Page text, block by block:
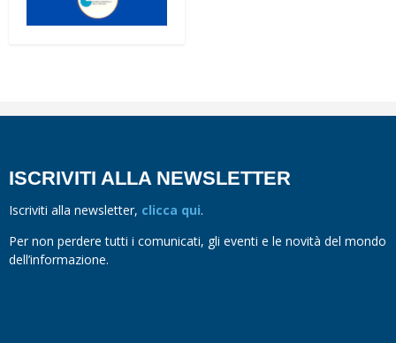
ISCRIVITI ALLA NEWSLETTER
Iscriviti alla newsletter, clicca qui.
Per non perdere tutti i comunicati, gli eventi e le novità del mondo
dell’informazione.